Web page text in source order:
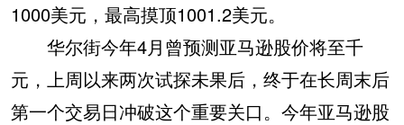
1000美元，最高摸顶1001.2美元。
华尔街今年4月曾预测亚马逊股价将至千
元，上周以来两次试探未果后，终于在长周末后
第一个交易日冲破这个重要关口。今年亚马逊股